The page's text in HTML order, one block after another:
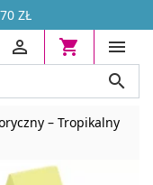
ZŁ




– Tropikalny